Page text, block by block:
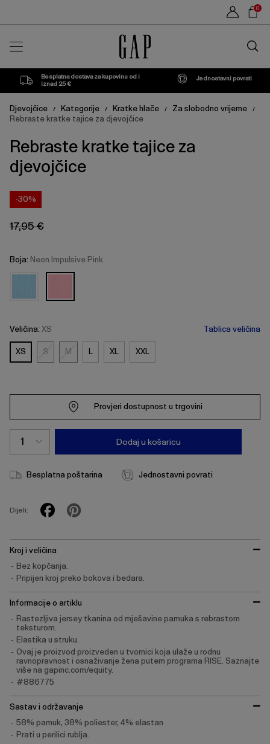
0
trgovini
Besplatna dostava za kupovinu od i
iznad 25 €
Jednostavni povrati
Djevojčice / Kategorije / Kratke hlače / Za slobodno vrijeme /
Rebraste kratke tajice za djevojčice
Rebraste kratke tajice za
djevojčice
-30%
17,95 €
Boja: Neon Impulsive Pink
može
ažurirati
na
odabira
Veličina: XS Tablica veličina
može
ažurirati
na
odabira
XS SS MM L XL XXL
Provjeri dostupnost u trgovini
Dodaj u košaricu
Besplatna poštarina Jednostavni povrati
Dijeli:
Kroj i veličina
Bez kopčanja.
Pripijen kroj preko bokova i bedara.
Informacije o artiklu
Rastezljiva jersey tkanina od mješavine pamuka s rebrastom
teksturom.
Elastika u struku.
Ovaj je proizvod proizveden u tvornici koja ulaže u rodnu
ravnopravnost i osnaživanje žena putem programa RISE. Saznajte
više na gapinc.com/equity.
#886775
Sastav i održavanje
58% pamuk, 38% poliester, 4% elastan
Prati u perilici rublja.